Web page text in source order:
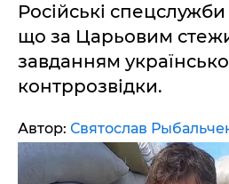
Російські
що за Царьовим
завданням
контррозвідки.
Автор: Святослав